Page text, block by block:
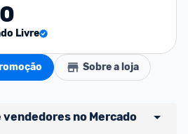
Livre
Sobre a loja
no Mercado